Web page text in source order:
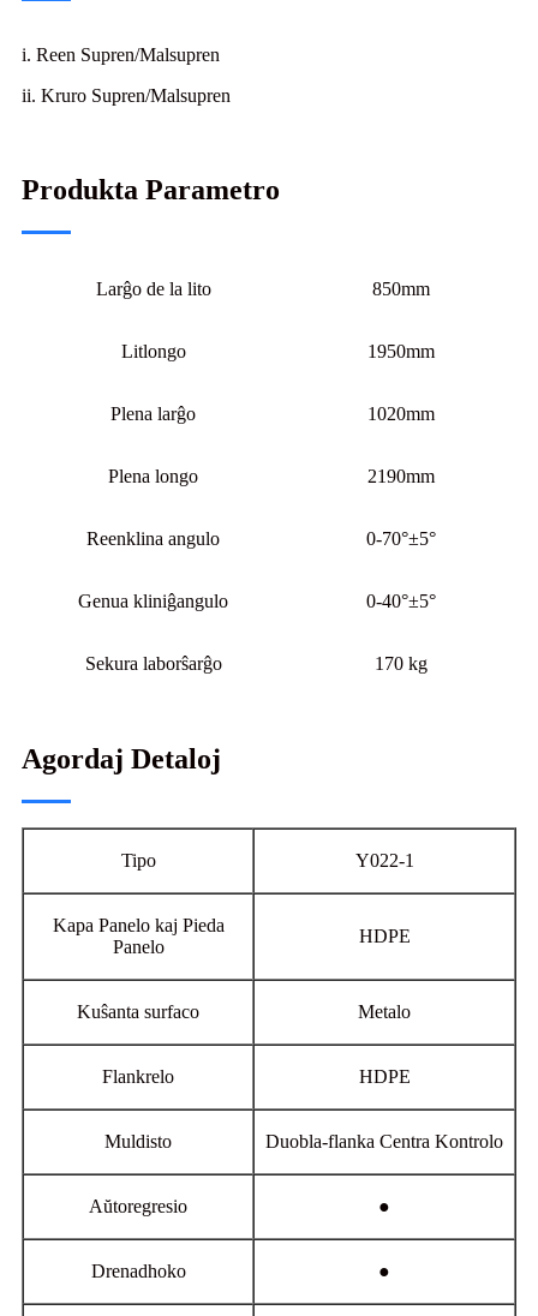
i. Reen Supren/Malsupren
ii. Kruro Supren/Malsupren
Produkta Parametro
Larĝo de la lito 850mm
Litlongo 1950mm
Plena larĝo 1020mm
Plena longo 2190mm
Reenklina angulo 0-70°±5°
Genua kliniĝangulo 0-40°±5°
Sekura laborŝarĝo 170 kg
Agordaj Detaloj
Tipo Y022-1
Kapa Panelo kaj Pieda
Panelo
HDPE
Kuŝanta surfaco Metalo
Flankrelo HDPE
Muldisto Duobla-flanka Centra Kontrolo
Aŭtoregresio ●
Drenadhoko ●